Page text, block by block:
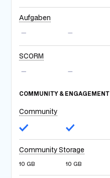
Aufgaben
SCORM
COMMUNITY & ENGAGEMENT
Community
Community Storage
10 GB 10 GB